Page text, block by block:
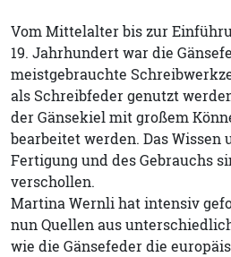
Vom Mittelalter bis zur
19. Jahrhundert war die
meistgebrauchte
als Schreibfeder genutzt
der Gänsekiel mit großem
bearbeitet werden. Das Wissen
Fertigung und des Gebrauchs
verschollen.
Martina Wernli hat intensiv
nun Quellen aus
wie die Gänsefeder die